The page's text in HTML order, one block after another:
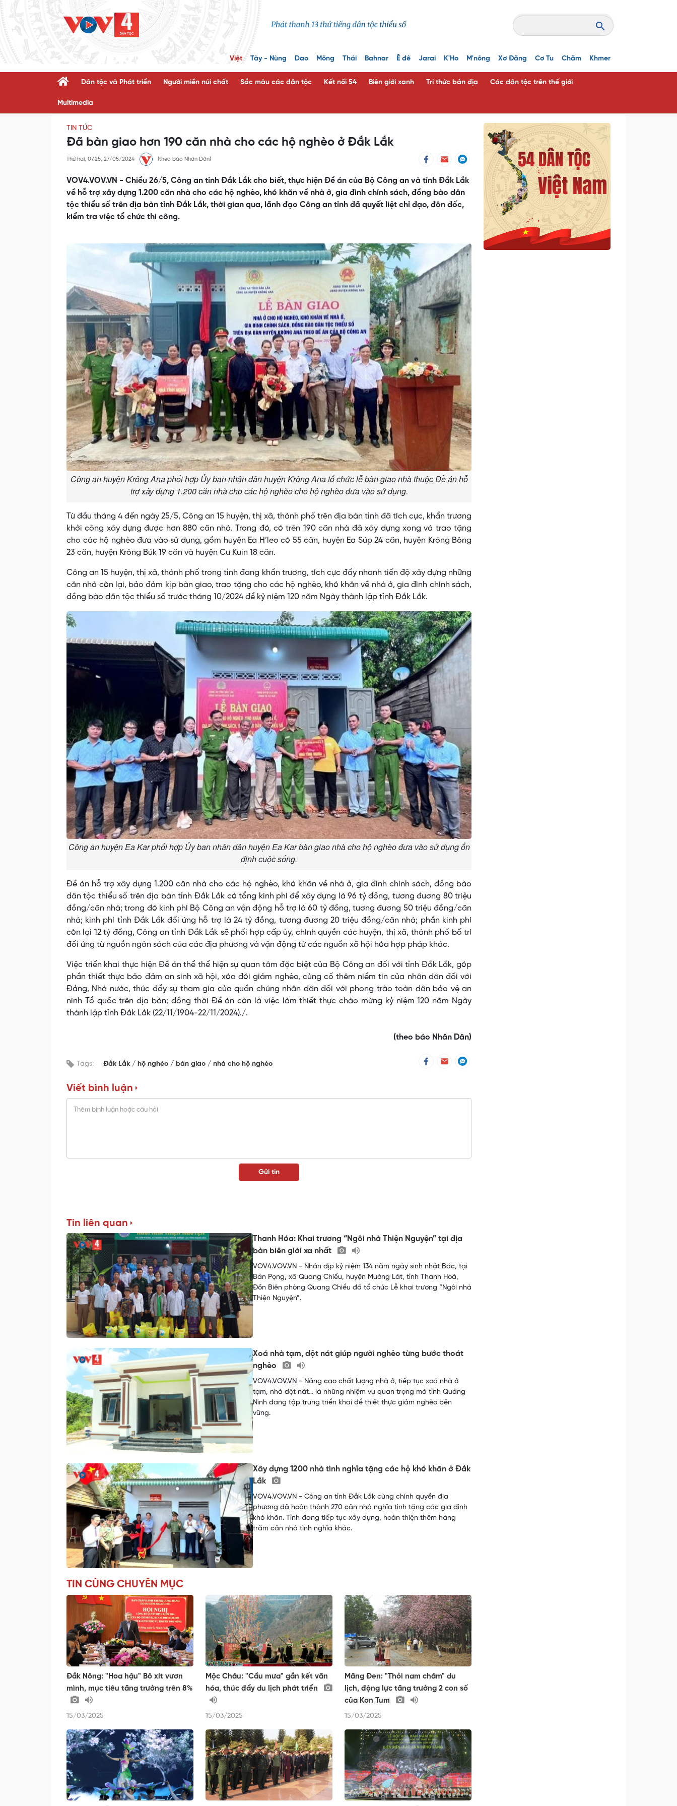
Việt Tày - Nùng Dao Mông Thái Bahnar Ê đê Jarai K'Ho M'nông Xơ Đăng Cơ Tu Chăm Khmer
Dân tộc và Phát triển Người miền núi chất Sắc màu các dân tộc Kết nối 54 Biên giới xanh Tri thức bản địa Các dân tộc trên thế giới
Multimedia
TIN TỨC
Đã bàn giao hơn 190 căn nhà cho các hộ nghèo ở Đắk Lắk
Thứ hai, 07:25, 27/05/2024 (theo báo Nhân Dân)
VOV4.VOV.VN - Chiều 26/5, Công an tỉnh Đắk Lắk cho biết, thực hiện Đề án của Bộ Công an và tỉnh Đắk Lắk
về hỗ trợ xây dựng 1.200 căn nhà cho các hộ nghèo, khó khăn về nhà ở, gia đình chính sách, đồng bào dân
tộc thiểu số trên địa bàn tỉnh Đắk Lắk, thời gian qua, lãnh đạo Công an tỉnh đã quyết liệt chỉ đạo, đôn đốc,
kiểm tra việc tổ chức thi công.
Công an huyện Krông Ana phối hợp Ủy ban nhân dân huyện Krông Ana tổ chức lễ bàn giao nhà thuộc Đề án hỗ
trợ xây dựng 1.200 căn nhà cho các hộ nghèo cho hộ nghèo đưa vào sử dụng.
Từ đầu tháng 4 đến ngày 25/5, Công an 15 huyện, thị xã, thành phố trên địa bàn tỉnh đã tích cực, khẩn trương
khởi công xây dựng được hơn 880 căn nhà. Trong đó, có trên 190 căn nhà đã xây dựng xong và trao tặng
cho các hộ nghèo đưa vào sử dụng, gồm huyện Ea H’leo có 55 căn, huyện Ea Súp 24 căn, huyện Krông Bông
23 căn, huyện Krông Búk 19 căn và huyện Cư Kuin 18 căn.
Công an 15 huyện, thị xã, thành phố trong tỉnh đang khẩn trương, tích cực đẩy nhanh tiến độ xây dựng những
căn nhà còn lại, bảo đảm kịp bàn giao, trao tặng cho các hộ nghèo, khó khăn về nhà ở, gia đình chính sách,
đồng bào dân tộc thiểu số trước tháng 10/2024 để kỷ niệm 120 năm Ngày thành lập tỉnh Đắk Lắk.
Công an huyện Ea Kar phối hợp Ủy ban nhân dân huyện Ea Kar bàn giao nhà cho hộ nghèo đưa vào sử dụng ổn
định cuộc sống.
Đề án hỗ trợ xây dựng 1.200 căn nhà cho các hộ nghèo, khó khăn về nhà ở, gia đình chính sách, đồng bào
dân tộc thiểu số trên địa bàn tỉnh Đắk Lắk có tổng kinh phí để xây dựng là 96 tỷ đồng, tương đương 80 triệu
đồng/căn nhà; trong đó kinh phí Bộ Công an vận động hỗ trợ là 60 tỷ đồng, tương đương 50 triệu đồng/căn
nhà; kinh phí tỉnh Đắk Lắk đối ứng hỗ trợ là 24 tỷ đồng, tương đương 20 triệu đồng/căn nhà; phần kinh phí
còn lại 12 tỷ đồng, Công an tỉnh Đắk Lắk sẽ phối hợp cấp ủy, chính quyền các huyện, thị xã, thành phố bố trí
đối ứng từ nguồn ngân sách của các địa phương và vận động từ các nguồn xã hội hóa hợp pháp khác.
Việc triển khai thực hiện Đề án thể thể hiện sự quan tâm đặc biệt của Bộ Công an đối với tỉnh Đắk Lắk, góp
phần thiết thực bảo đảm an sinh xã hội, xóa đói giảm nghèo, củng cố thêm niềm tin của nhân dân đối với
Đảng, Nhà nước, thúc đẩy sự tham gia của quần chúng nhân dân đối với phong trào toàn dân bảo vệ an
ninh Tổ quốc trên địa bàn; đồng thời Đề án còn là việc làm thiết thực chào mừng kỷ niệm 120 năm Ngày
thành lập tỉnh Đắk Lắk (22/11/1904-22/11/2024)./.
(theo báo Nhân Dân)
Tags: Đắk Lắk hộ nghèo bàn giao nhà cho hộ nghèo
Viết bình luận
Tin liên quan
Thanh Hóa: Khai trương “Ngôi nhà Thiện Nguyện” tại địa
bàn biên giới xa nhất
VOV4.VOV.VN - Nhân dịp kỷ niệm 134 năm ngày sinh nhật Bác, tại
Bản Pọng, xã Quang Chiểu, huyện Mường Lát, tỉnh Thanh Hoá,
Đồn Biên phòng Quang Chiểu đã tổ chức Lễ khai trương “Ngôi nhà
Thiện Nguyện”.
Xoá nhà tạm, dột nát giúp người nghèo từng bước thoát
nghèo
VOV4.VOV.VN - Nâng cao chất lượng nhà ở, tiếp tục xoá nhà ở
tạm, nhà dột nát… là những nhiệm vụ quan trọng mà tỉnh Quảng
Ninh đang tập trung triển khai để thiết thực giảm nghèo bền
vững.
Xây dựng 1200 nhà tình nghĩa tặng các hộ khó khăn ở Đắk
Lắk
VOV4.VOV.VN - Công an tỉnh Đắk Lắk cùng chính quyền địa
phương đã hoàn thành 270 căn nhà nghĩa tình tặng các gia đình
khó khăn. Tỉnh đang tiếp tục xây dựng, hoàn thiện thêm hàng
trăm căn nhà tình nghĩa khác.
TIN CÙNG CHUYÊN MỤC
Đắk Nông: "Hoa hậu" Bô xít vươn
mình, mục tiêu tăng trưởng trên 8%
15/03/2025
Mộc Châu: "Cầu mưa" gắn kết văn
hóa, thúc đẩy du lịch phát triển
15/03/2025
Măng Đen: "Thỏi nam châm" du
lịch, động lực tăng trưởng 2 con số
của Kon Tum
15/03/2025